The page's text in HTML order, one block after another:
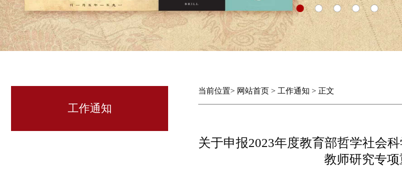
工作通知
当前位置> 网站首页 > 工作通知 > 正文
关于申报2023年度教育部哲学社会
教师研究专